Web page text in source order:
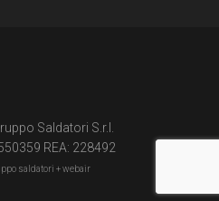
Saldatori S.r.l.
REA: 228492
saldatori +webair